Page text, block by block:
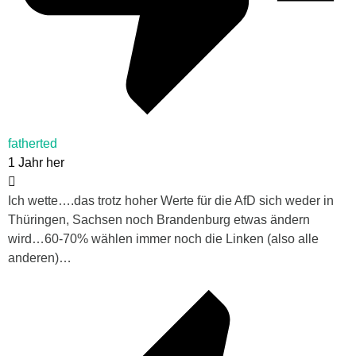
fatherted
1 Jahr her
Ich wette….das trotz hoher Werte für die AfD sich weder in
Thüringen, Sachsen noch Brandenburg etwas ändern
wird…60-70% wählen immer noch die Linken (also alle
anderen)…